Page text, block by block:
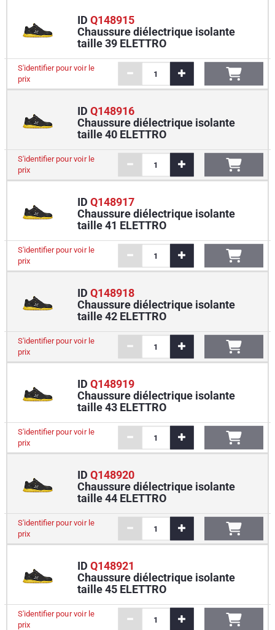
ID Q148915
Chaussure diélectrique isolante
taille 39 ELETTRO
S'identifier pour voir le
prix
ID Q148916
Chaussure diélectrique isolante
taille 40 ELETTRO
S'identifier pour voir le
prix
ID Q148917
Chaussure diélectrique isolante
taille 41 ELETTRO
S'identifier pour voir le
prix
ID Q148918
Chaussure diélectrique isolante
taille 42 ELETTRO
S'identifier pour voir le
prix
ID Q148919
Chaussure diélectrique isolante
taille 43 ELETTRO
S'identifier pour voir le
prix
ID Q148920
Chaussure diélectrique isolante
taille 44 ELETTRO
S'identifier pour voir le
prix
ID Q148921
Chaussure diélectrique isolante
taille 45 ELETTRO
S'identifier pour voir le
prix